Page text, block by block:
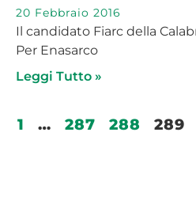
20 Febbraio 2016
Il candidato Fiarc della
Per Enasarco
Leggi Tutto »
1 … 287 288 289